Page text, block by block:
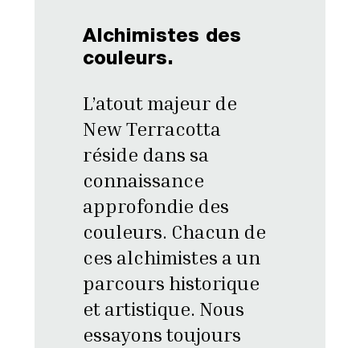
Alchimistes des
couleurs.
L’atout majeur de
New Terracotta
réside dans sa
connaissance
approfondie des
couleurs. Chacun de
ces alchimistes a un
parcours historique
et artistique. Nous
essayons toujours